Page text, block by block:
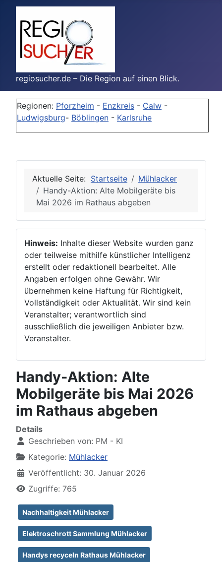
regiosucher.de – Die Region auf einen Blick.
Regionen: Pforzheim - Enzkreis - Calw -
Ludwigsburg- Böblingen - Karlsruhe
Aktuelle Seite: Startseite
Mühlacker
Handy-Aktion: Alte Mobilgeräte bis
Mai 2026 im Rathaus abgeben
Hinweis: Inhalte dieser Website wurden ganz
oder teilweise mithilfe künstlicher Intelligenz
erstellt oder redaktionell bearbeitet. Alle
Angaben erfolgen ohne Gewähr. Wir
übernehmen keine Haftung für Richtigkeit,
Vollständigkeit oder Aktualität. Wir sind kein
Veranstalter; verantwortlich sind
ausschließlich die jeweiligen Anbieter bzw.
Veranstalter.
Handy-Aktion: Alte
Mobilgeräte bis Mai 2026
im Rathaus abgeben
Details
Geschrieben von: PM - KI
Kategorie: Mühlacker
Veröffentlicht: 30. Januar 2026
Zugriffe: 765
Nachhaltigkeit Mühlacker
Elektroschrott Sammlung Mühlacker
Handys recyceln Rathaus Mühlacker